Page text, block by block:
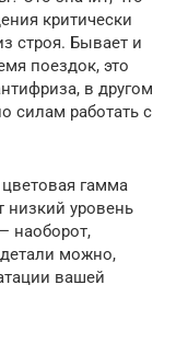
критически
строя. Бывает и
поездок, это
в другом
силам работать с
гамма
низкий уровень
наоборот,
можно,
вашей